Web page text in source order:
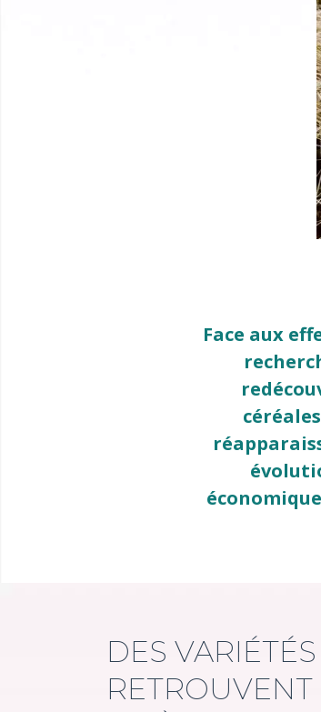
Face aux
DES